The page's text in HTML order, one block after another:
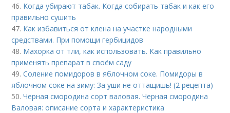
46. Когда убирают табак. Когда собирать табак и как его
правильно сушить
47. Как избавиться от клена на участке народными
средствами. При помощи гербицидов
48. Махорка от тли, как использовать. Как правильно
применять препарат в своём саду
49.Соление помидоров в яблочном соке. Помидоры в
яблочном соке на зиму: За уши не оттащишь! (2 рецепта)
50.Черная смородина сорт валовая. Черная смородина
Валовая: описание сорта и характеристика